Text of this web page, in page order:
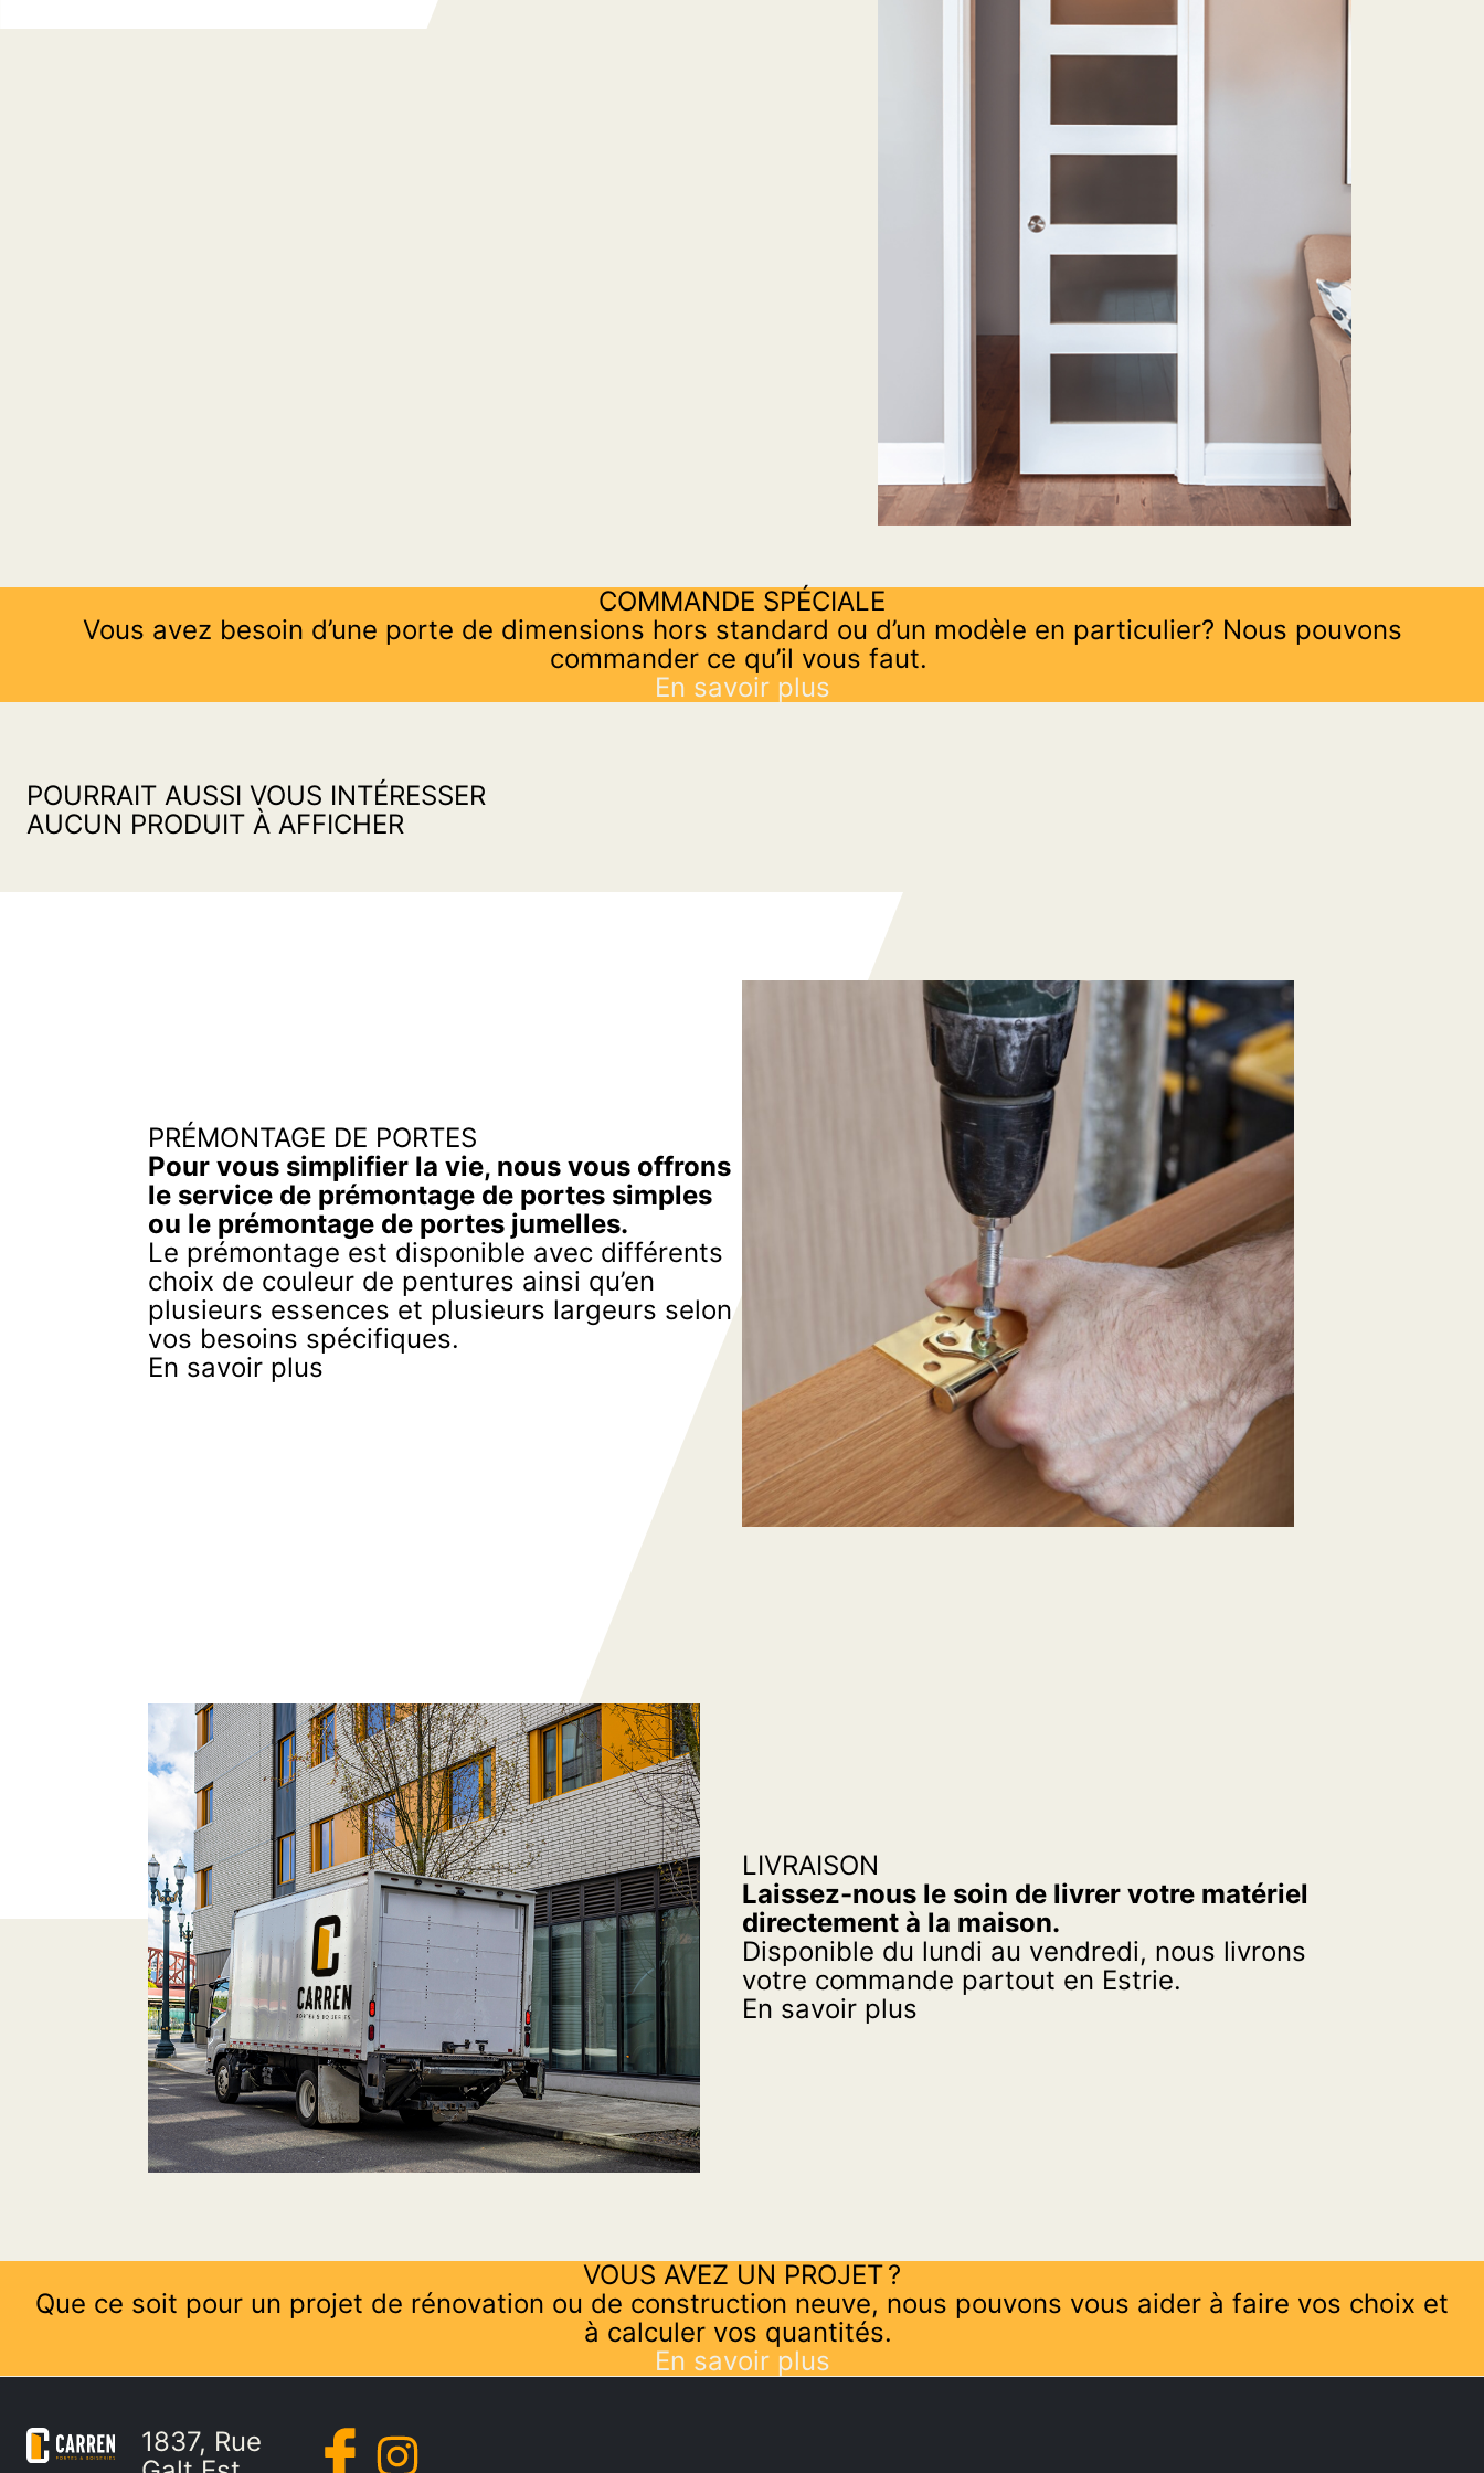
COMMANDE SPÉCIALE
Vous avez besoin d’une porte de dimensions hors standard ou d’un modèle en particulier? Nous pouvons
commander ce qu’il vous faut.
En savoir plus
POURRAIT AUSSI VOUS INTÉRESSER
AUCUN PRODUIT À AFFICHER
PRÉMONTAGE DE PORTES
Pour vous simplifier la vie, nous vous offrons
le service de prémontage de portes simples
ou le prémontage de portes jumelles.
Le prémontage est disponible avec différents
choix de couleur de pentures ainsi qu’en
plusieurs essences et plusieurs largeurs selon
vos besoins spécifiques.
En savoir plus
LIVRAISON
Laissez-nous le soin de livrer votre matériel
directement à la maison.
Disponible du lundi au vendredi, nous livrons
votre commande partout en Estrie.
En savoir plus
VOUS AVEZ UN PROJET ?
Que ce soit pour un projet de rénovation ou de construction neuve, nous pouvons vous aider à faire vos choix et
à calculer vos quantités.
En savoir plus
1837, Rue